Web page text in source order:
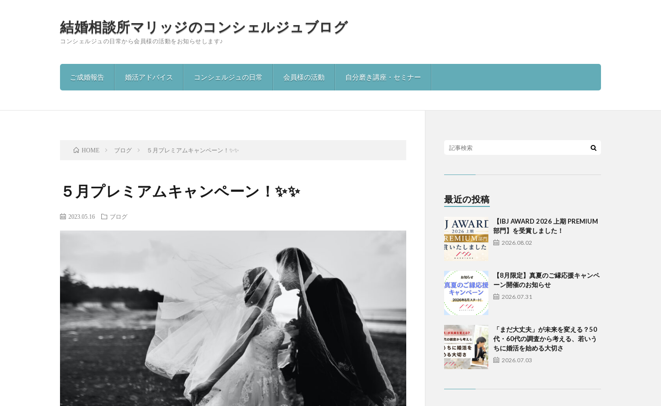
結婚相談所マリッジのコンシェルジュブログ
コンシェルジュの日常から会員様の活動をお知らせします♪
ご成婚報告 婚活アドバイス コンシェルジュの日常 会員様の活動 自分磨き講座・セミナー
HOME ブログ ５月プレミアムキャンペーン！✨✨
５月プレミアムキャンペーン！✨✨
2023.05.16 ブログ
最近の投稿
【IBJ AWARD 2026 上期 PREMIUM
部門】を受賞しました！
2026.08.02
【8月限定】真夏のご縁応援キャンペ
ーン開催のお知らせ
2026.07.31
「まだ大丈夫」が未来を変える？50
代・60代の調査から考える、若いう
ちに婚活を始める大切さ
2026.07.03